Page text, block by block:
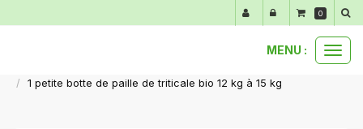
MENU :
1 petite botte de paille de triticale bio 12 kg à 15 kg
0